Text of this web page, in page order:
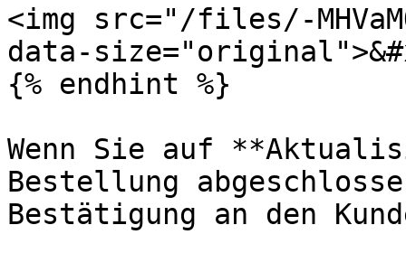
<img src="/files/-
data-
{% endhint %}
Wenn Sie auf
Bestellung